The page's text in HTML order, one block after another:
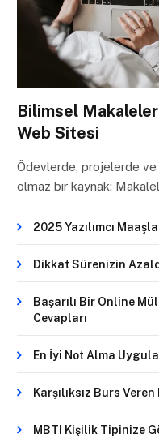
Bilimsel
Web Sitesi
Ödevlerde, projelerde ve
olmaz bir kaynak:
2025 Yazılımcı
Dikkat Sürenizin
Başarılı Bir Online
Cevapları
En İyi Not Alma
Karşılıksız Burs
MBTI Kişilik Tipinize